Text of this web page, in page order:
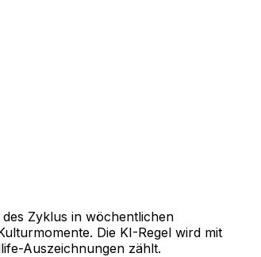
Zyklus in wöchentlichen
Die KI-Regel wird mit
Auszeichnungen zählt.